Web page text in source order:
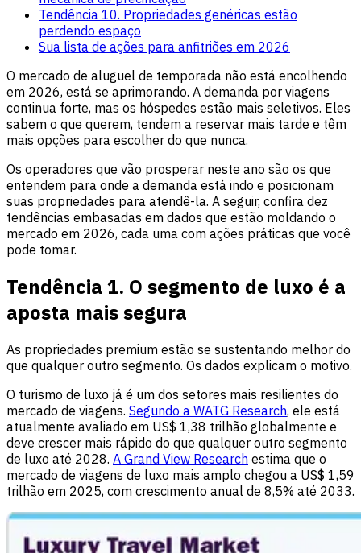
Tendência 10. Propriedades genéricas estão
perdendo espaço
Sua lista de ações para anfitriões em 2026
O mercado de aluguel de temporada não está encolhendo
em 2026, está se aprimorando. A demanda por viagens
continua forte, mas os hóspedes estão mais seletivos. Eles
sabem o que querem, tendem a reservar mais tarde e têm
mais opções para escolher do que nunca.
Os operadores que vão prosperar neste ano são os que
entendem para onde a demanda está indo e posicionam
suas propriedades para atendê-la. A seguir, confira dez
tendências embasadas em dados que estão moldando o
mercado em 2026, cada uma com ações práticas que você
pode tomar.
Tendência 1. O segmento de luxo é a
aposta mais segura
As propriedades premium estão se sustentando melhor do
que qualquer outro segmento. Os dados explicam o motivo.
O turismo de luxo já é um dos setores mais resilientes do
mercado de viagens. Segundo a WATG Research, ele está
atualmente avaliado em US$ 1,38 trilhão globalmente e
deve crescer mais rápido do que qualquer outro segmento
de luxo até 2028. A Grand View Research estima que o
mercado de viagens de luxo mais amplo chegou a US$ 1,59
trilhão em 2025, com crescimento anual de 8,5% até 2033.